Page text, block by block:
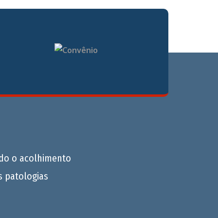
o acolhimento
patologias